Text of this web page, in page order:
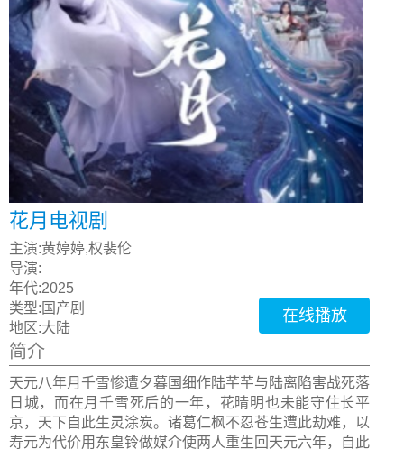
花月电视剧
主演:黄婷婷,权裴伦
导演:
年代:2025
类型: 国产剧
地区:大陆
在线播放
简介
天元八年月千雪惨遭夕暮国细作陆芊芊与陆离陷害战死落
日城，而在月千雪死后的一年，花晴明也未能守住长平
京，天下自此生灵涂炭。诸葛仁枫不忍苍生遭此劫难，以
寿元为代价用东皇铃做媒介使两人重生回天元六年，自此